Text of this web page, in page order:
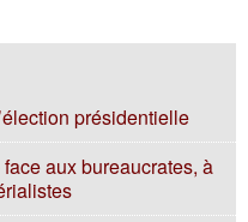
présidentielle
aux bureaucrates, à